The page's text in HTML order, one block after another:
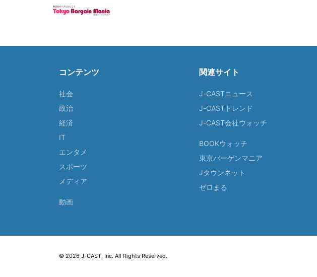
コンテンツ
社会
政治
経済
IT
エンタメ
スポーツ
メディア
動画
関連サイト
J-CASTニュース
J-CASTトレンド
J-CAST会社ウォッチ
BOOKウォッチ
東京バーゲンマニア
Jタウンネット
ゼロまる
© 2026 J-CAST, Inc. All Rights Reserved.